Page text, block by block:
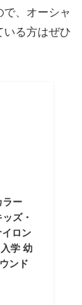
、オーシャ
いる方はぜひ
ラー
ズ・
ロン
学 幼
ンド